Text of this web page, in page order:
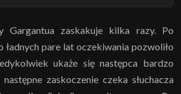
Gargantua zaskakuje kilka razy. Po
ładnych pare lat oczekiwania pozwoliło
ukaże się następca bardzo
zaskoczenie czeka słuchacza